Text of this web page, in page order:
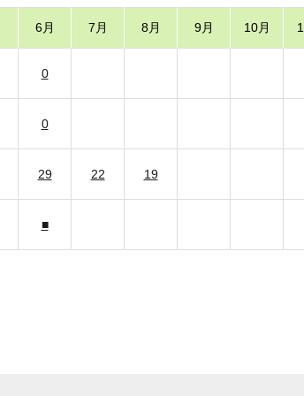
6月 7月 8月 9月 10月
0
0
29 22 19
■